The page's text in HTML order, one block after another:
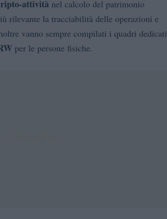
attività nel calcolo del patrimonio
rilevante la tracciabilità delle operazioni e
vanno sempre compilati i quadri dedicati
per le persone fisiche.